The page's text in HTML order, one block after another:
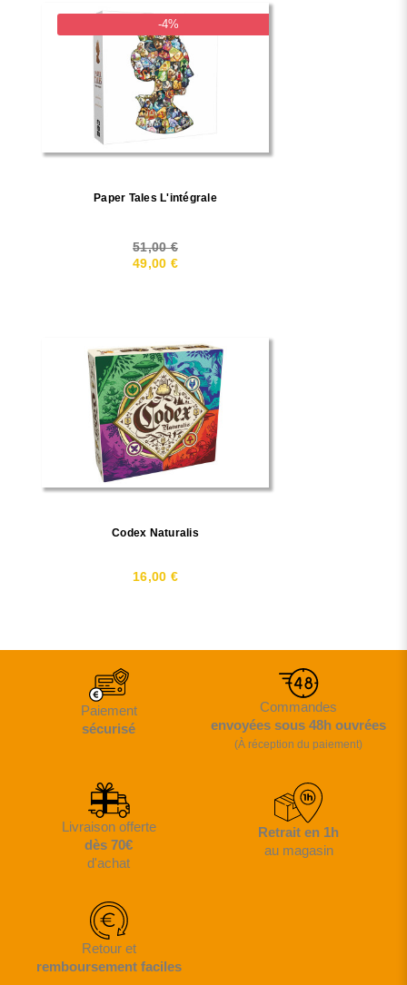
-4%
Paper Tales L'intégrale
51,00 €
49,00 €
Codex Naturalis
16,00 €
Paiement
sécurisé
Commandes
envoyées sous 48h ouvrées
(À réception du paiement)
Livraison offerte
dès 70€
d'achat
Retrait en 1h
au magasin
Retour et
remboursement faciles